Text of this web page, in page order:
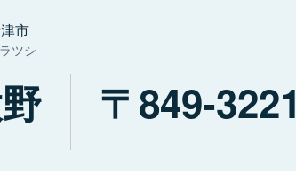
市
ツシ
849-3221